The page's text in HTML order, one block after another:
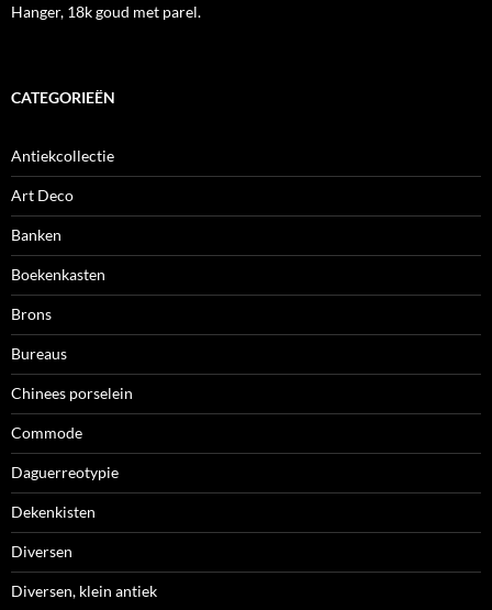
Hanger, 18k goud met parel.
CATEGORIEËN
Antiekcollectie
Art Deco
Banken
Boekenkasten
Brons
Bureaus
Chinees porselein
Commode
Daguerreotypie
Dekenkisten
Diversen
Diversen, klein antiek